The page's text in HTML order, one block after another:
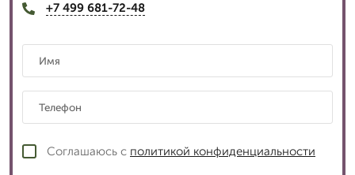
+7 499 681-72-48
Соглашаюсь с политикой конфиденциальности